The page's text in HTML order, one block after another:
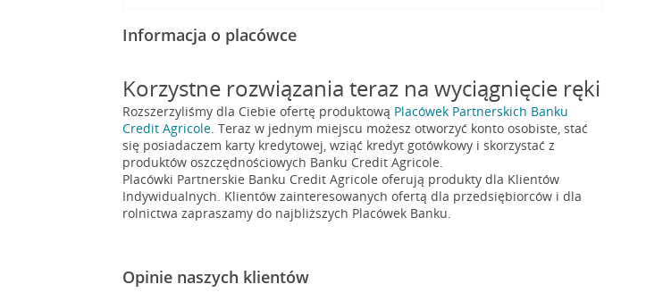
Informacja o placówce
Korzystne rozwiązania teraz na wyciągnięcie ręki
Rozszerzyliśmy dla Ciebie ofertę produktową Placówek Partnerskich Banku
Credit Agricole. Teraz w jednym miejscu możesz otworzyć konto osobiste, stać
się posiadaczem karty kredytowej, wziąć kredyt gotówkowy i skorzystać z
produktów oszczędnościowych Banku Credit Agricole.
Placówki Partnerskie Banku Credit Agricole oferują produkty dla Klientów
Indywidualnych. Klientów zainteresowanych ofertą dla przedsiębiorców i dla
rolnictwa zapraszamy do najbliższych Placówek Banku.
Opinie naszych klientów